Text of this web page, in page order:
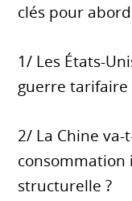
clés pour
1/ Les États-
guerre tarifaire
2/ La Chine
structurelle ?